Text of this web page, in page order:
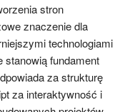
stron
znaczenie dla
technologiami
fundament
za strukturę
za interaktywność i